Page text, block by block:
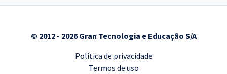
© 2012 - 2026 Gran Tecnologia e Educação S/A
Política de privacidade
Termos de uso